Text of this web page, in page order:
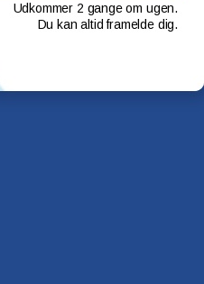
Udkommer 2 gange om ugen.
Du kan altid framelde dig.